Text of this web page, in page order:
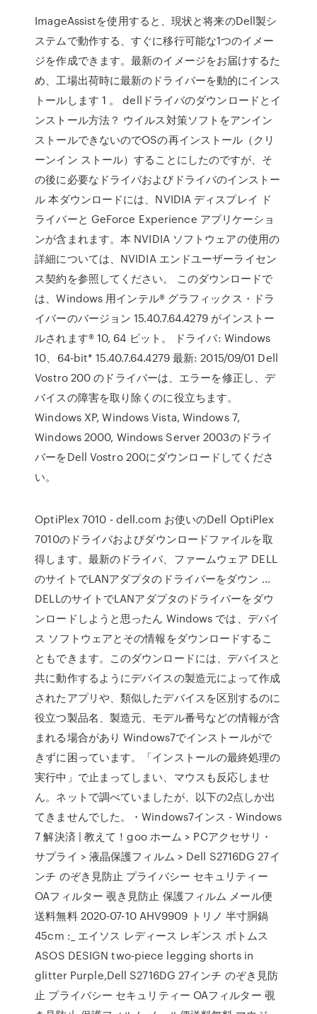
ImageAssistを使用すると、現状と将来のDell製シ
ステムで動作する、すぐに移行可能な1つのイメー
ジを作成できます。最新のイメージをお届けするた
め、工場出荷時に最新のドライバーを動的にインス
トールします 1 。 dellドライバのダウンロードとイ
ンストール方法？ ウイルス対策ソフトをアンイン
ストールできないのでOSの再インストール（クリ
ーンイン ストール）することにしたのですが、そ
の後に必要なドライバおよびドライバのインストー
ル 本ダウンロードには、NVIDIA ディスプレイ ド
ライバーと GeForce Experience アプリケーショ
ンが含まれます。本 NVIDIA ソフトウェアの使用の
詳細については、NVIDIA エンドユーザーライセン
ス契約を参照してください。 このダウンロードで
は、Windows 用インテル® グラフィックス・ドラ
イバーのバージョン 15.40.7.64.4279 がインストー
ルされます® 10, 64 ビット。 ドライバ: Windows
10、64-bit* 15.40.7.64.4279 最新: 2015/09/01 Dell
Vostro 200 のドライバーは、エラーを修正し、デ
バイスの障害を取り除くのに役立ちます。
Windows XP, Windows Vista, Windows 7,
Windows 2000, Windows Server 2003のドライ
バーをDell Vostro 200にダウンロードしてくださ
い。
OptiPlex 7010 - dell.com お使いのDell OptiPlex
7010のドライバおよびダウンロードファイルを取
得します。最新のドライバ、ファームウェア DELL
のサイトでLANアダプタのドライバーをダウン …
DELLのサイトでLANアダプタのドライバーをダウ
ンロードしようと思ったん Windows では、デバイ
ス ソフトウェアとその情報をダウンロードするこ
ともできます。このダウンロードには、デバイスと
共に動作するようにデバイスの製造元によって作成
されたアプリや、類似したデバイスを区別するのに
役立つ製品名、製造元、モデル番号などの情報が含
まれる場合があり Windows7でインストールがで
きずに困っています。「インストールの最終処理の
実行中」で止まってしまい、マウスも反応しませ
ん。ネットで調べていましたが、以下の2点しか出
てきませんでした。・Windows7インス - Windows
7 解決済 | 教えて！goo ホーム > PCアクセサリ・
サプライ > 液晶保護フィルム > Dell S2716DG 27イ
ンチ のぞき見防止 プライバシー セキュリティー
OAフィルター 覗き見防止 保護フィルム メール便
送料無料 2020-07-10 AHV9909 トリノ 半寸胴鍋
45cm :_ エイソス レディース レギンス ボトムス
ASOS DESIGN two-piece legging shorts in
glitter Purple,Dell S2716DG 27インチ のぞき見防
止 プライバシー セキュリティー OAフィルター 覗